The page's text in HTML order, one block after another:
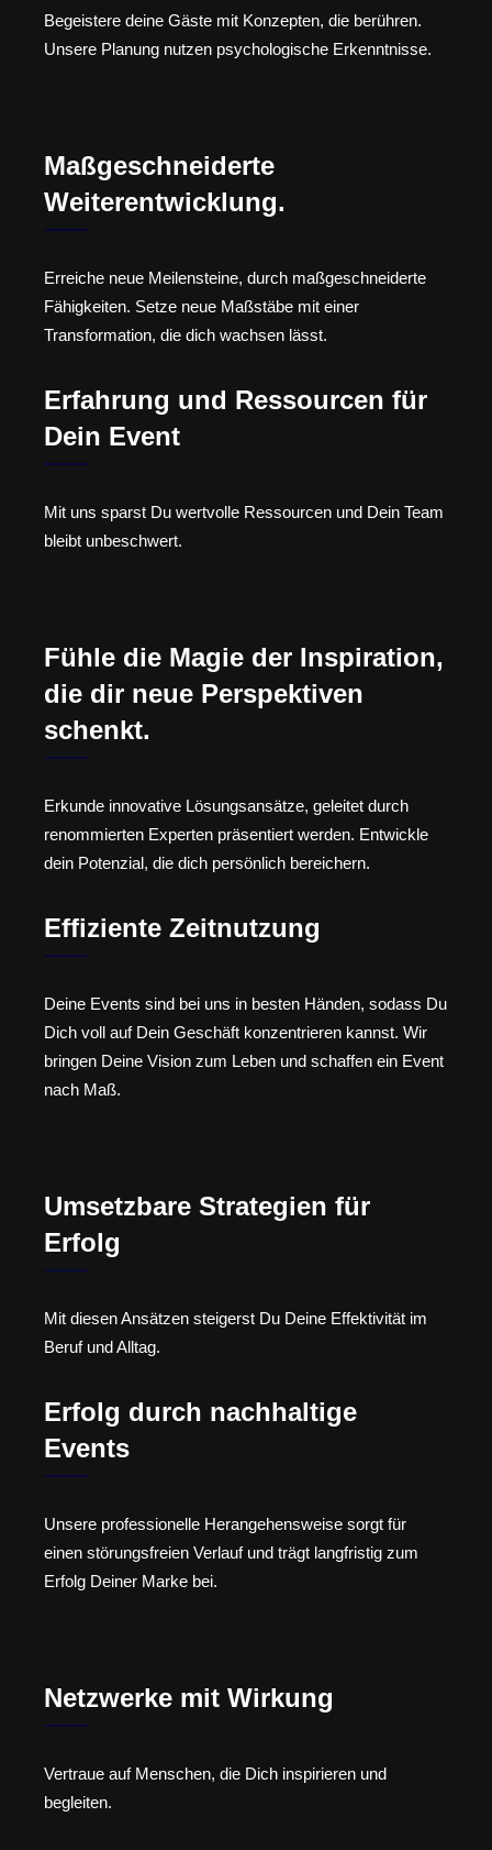
Begeistere deine Gäste mit Konzepten, die berühren.
Unsere Planung nutzen psychologische Erkenntnisse.
Maßgeschneiderte
Weiterentwicklung.
Erreiche neue Meilensteine, durch maßgeschneiderte
Fähigkeiten. Setze neue Maßstäbe mit einer
Transformation, die dich wachsen lässt.
Erfahrung und Ressourcen für
Dein Event
Mit uns sparst Du wertvolle Ressourcen und Dein Team
bleibt unbeschwert.
Fühle die Magie der Inspiration,
die dir neue Perspektiven
schenkt.
Erkunde innovative Lösungsansätze, geleitet durch
renommierten Experten präsentiert werden. Entwickle
dein Potenzial, die dich persönlich bereichern.
Effiziente Zeitnutzung
Deine Events sind bei uns in besten Händen, sodass Du
Dich voll auf Dein Geschäft konzentrieren kannst. Wir
bringen Deine Vision zum Leben und schaffen ein Event
nach Maß.
Umsetzbare Strategien für
Erfolg
Mit diesen Ansätzen steigerst Du Deine Effektivität im
Beruf und Alltag.
Erfolg durch nachhaltige
Events
Unsere professionelle Herangehensweise sorgt für
einen störungsfreien Verlauf und trägt langfristig zum
Erfolg Deiner Marke bei.
Netzwerke mit Wirkung
Vertraue auf Menschen, die Dich inspirieren und
begleiten.